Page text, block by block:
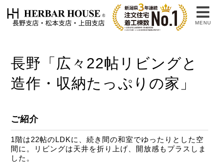
MENU
長野「広々22帖リビングと
造作・収納たっぷりの家」
ご紹介
1階は22帖のLDKに、続き間の和室でゆったりとした空
間に。リビングは天井を折り上げ、開放感もプラスしま
した。